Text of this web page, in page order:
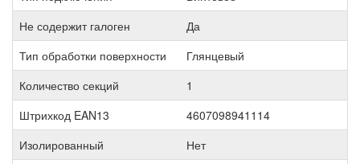
Не содержит галоген
Да
Тип обработки поверхности
Глянцевый
Количество секций
1
Штрихкод EAN13
4607098941114
Изолированный
Нет